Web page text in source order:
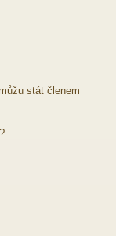
stát členem